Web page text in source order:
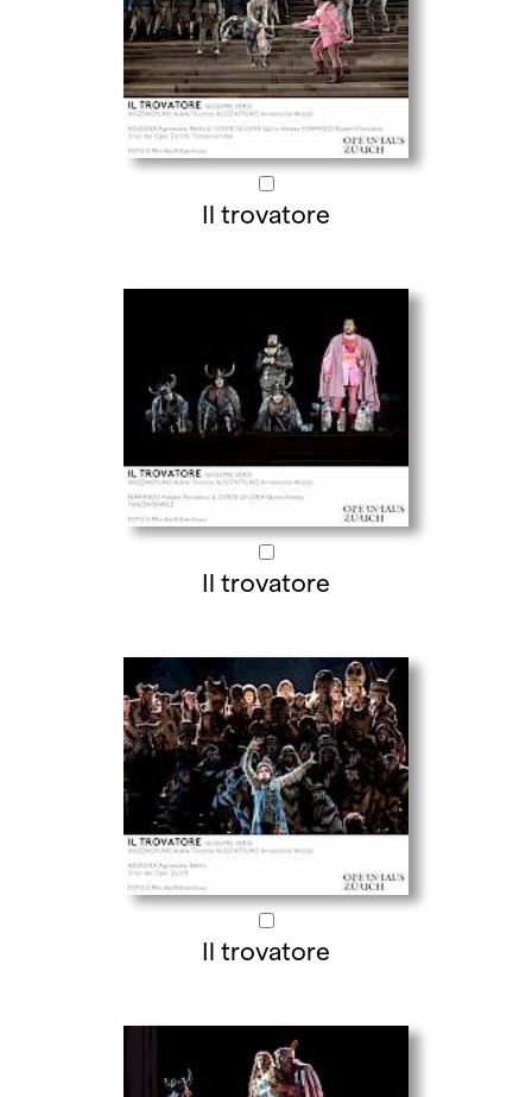
Il trovatore
Il trovatore
Il trovatore